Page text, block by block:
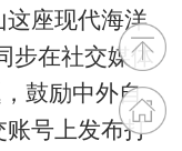
这座现代海洋
步在社交媒体
鼓励中外自
账号上发布打